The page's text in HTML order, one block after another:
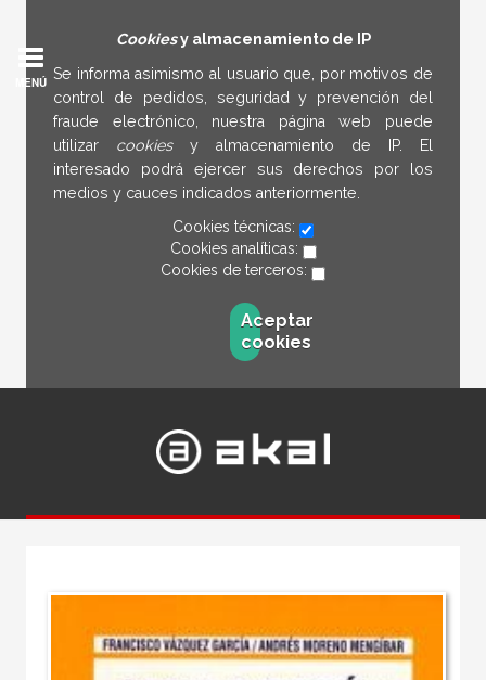
Cookiesy almacenamiento de IP
Se informa asimismo al usuario que, por motivos de
control de pedidos, seguridad y prevención del
fraude electrónico, nuestra página web puede
utilizar cookies y almacenamiento de IP. El
interesado podrá ejercer sus derechos por los
medios y cauces indicados anteriormente.
Cookies técnicas:
Cookies analíticas:
Cookies de terceros:
Aceptar
cookies
MENÚ